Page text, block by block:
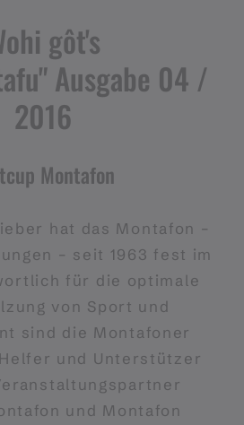
gôt's
Ausgabe 04 /
2016
Montafon
hat das Montafon –
– seit 1963 fest im
für die optimale
von Sport und
sind die Montafoner
und Unterstützer
und Montafon